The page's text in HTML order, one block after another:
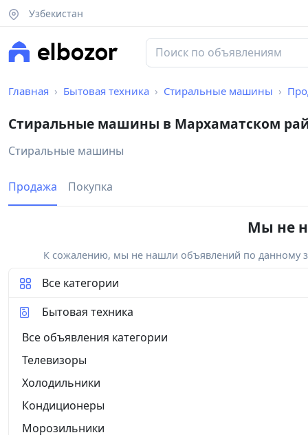
Узбекистан
Главная Бытовая техника Стиральные машины
Стиральные машины в Мархаматском
Стиральные машины
Продажа Покупка
Мы не
К сожалению, мы не нашли объявлений по данному
Все категории
Бытовая техника
Все объявления категории
Телевизоры
Холодильники
Кондиционеры
Морозильники